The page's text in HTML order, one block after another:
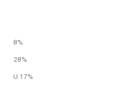
8%
28%
U 17%